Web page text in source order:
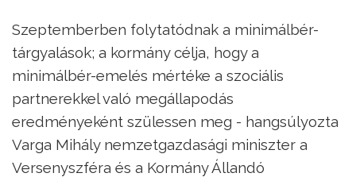
Szeptemberben folytatódnak a minimálbér-
tárgyalások; a kormány célja, hogy a
minimálbér-emelés mértéke a szociális
partnerekkel való megállapodás
eredményeként szülessen meg - hangsúlyozta
Varga Mihály nemzetgazdasági miniszter a
Versenyszféra és a Kormány Állandó